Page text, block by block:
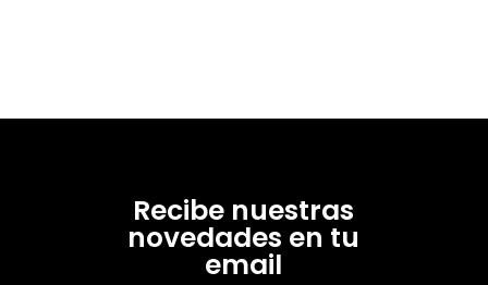
Recibe nuestras
novedades en tu
email